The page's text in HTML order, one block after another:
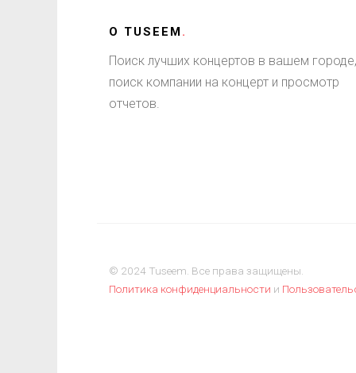
О TUSEEM.
Поиск лучших концертов в вашем городе,
поиск компании на концерт и просмотр
отчетов.
© 2024 Tuseem. Все права защищены.
Политика конфиденциальности и